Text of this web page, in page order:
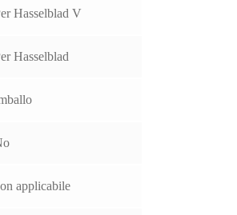
Hasselblad V
Hasselblad
applicabile